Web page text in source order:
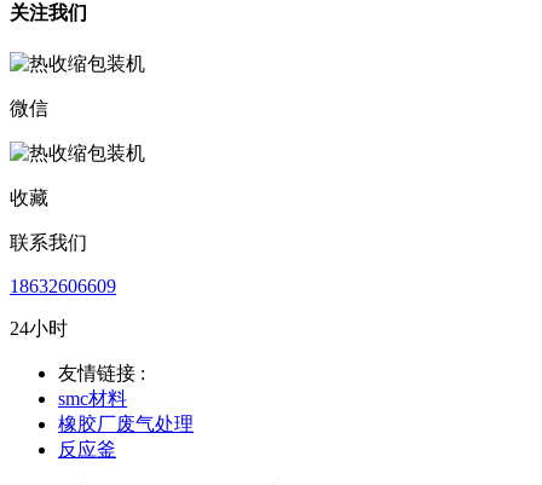
关注我们
微信
收藏
联系我们
18632606609
24小时
友情链接 :
smc材料
橡胶厂废气处理
反应釜